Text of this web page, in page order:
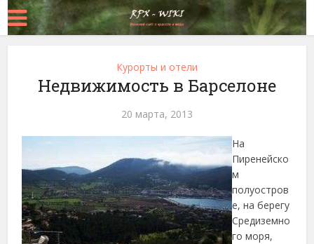
Курорты и отели
Недвижимость в Барселоне
20 марта, 2013
На
Пиренейско
м
полуостров
е, на берегу
Средиземно
го моря,